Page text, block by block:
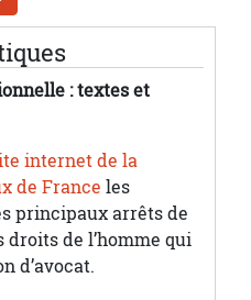
: textes et
internet de la
de France les
principaux arrêts de
droits de l’homme qui
d’avocat.